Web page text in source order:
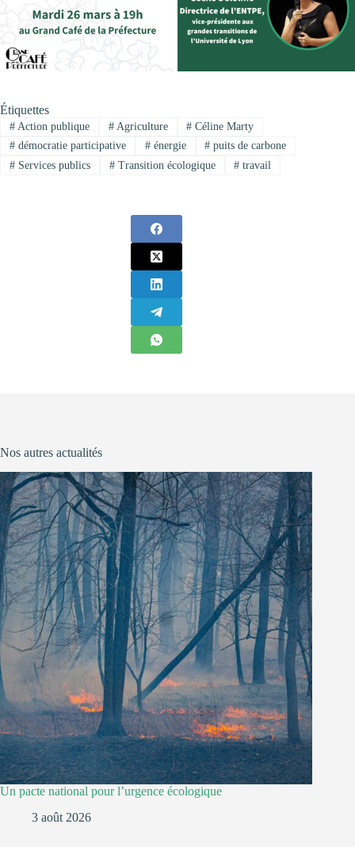
Étiquettes
#Action publique #Agriculture # Céline Marty
#démocratie participative #énergie # puits de carbone
#Services publics #Transition écologique # travail
Nos autres actualités
Un pacte national pour l’urgence écologique
3 août 2026